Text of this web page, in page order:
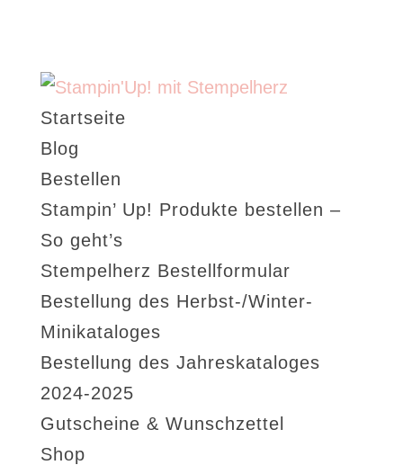
Startseite
Blog
Bestellen
Stampin’ Up! Produkte bestellen –
So geht’s
Stempelherz Bestellformular
Bestellung des Herbst-/Winter-
Minikataloges
Bestellung des Jahreskataloges
2024-2025
Gutscheine & Wunschzettel
Shop